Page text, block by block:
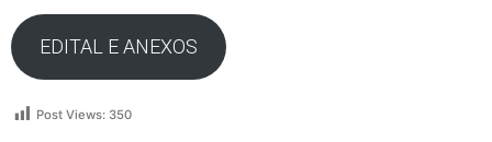
EDITAL E ANEXOS
Post Views: 350